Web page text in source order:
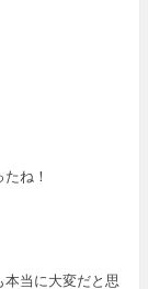
ね！
当に大変だと思